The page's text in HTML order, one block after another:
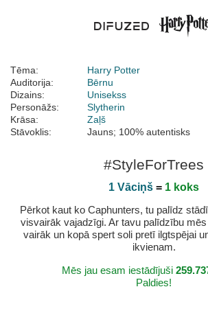
Tēma:
Harry Potter
Auditorija:
Bērnu
Dizains:
Unisekss
Personāžs:
Slytherin
Krāsa:
Zaļš
Stāvoklis:
Jauns; 100% autentisks
#StyleForTrees
1 Vāciņš = 1 koks
Pērkot kaut ko Caphunters, tu palīdz
visvairāk vajadzīgi. Ar tavu palīdzību
vairāk un kopā spert soli pretī ilgtspējai
ikvienam.
Mēs jau esam iestādījuši
Paldies!